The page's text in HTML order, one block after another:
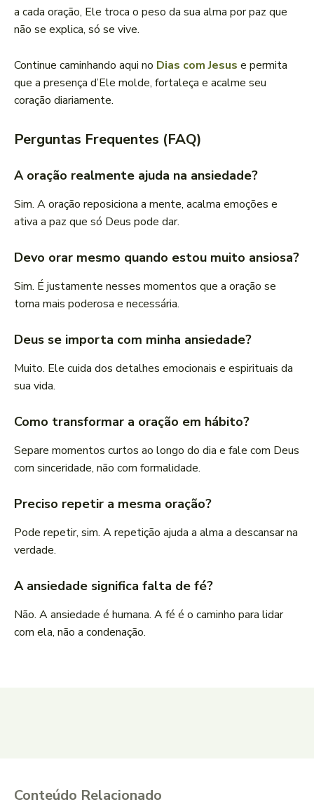
a cada oração, Ele troca o peso da sua alma por paz que
não se explica, só se vive.
Continue caminhando aqui no Dias com Jesus e permita
que a presença d’Ele molde, fortaleça e acalme seu
coração diariamente.
Perguntas Frequentes (FAQ)
A oração realmente ajuda na ansiedade?
Sim. A oração reposiciona a mente, acalma emoções e
ativa a paz que só Deus pode dar.
Devo orar mesmo quando estou muito ansiosa?
Sim. É justamente nesses momentos que a oração se
torna mais poderosa e necessária.
Deus se importa com minha ansiedade?
Muito. Ele cuida dos detalhes emocionais e espirituais da
sua vida.
Como transformar a oração em hábito?
Separe momentos curtos ao longo do dia e fale com Deus
com sinceridade, não com formalidade.
Preciso repetir a mesma oração?
Pode repetir, sim. A repetição ajuda a alma a descansar na
verdade.
A ansiedade significa falta de fé?
Não. A ansiedade é humana. A fé é o caminho para lidar
com ela, não a condenação.
Conteúdo Relacionado